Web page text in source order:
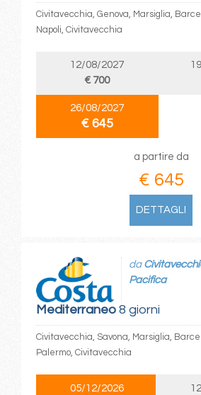
Civitavecchia, Genova, Marsiglia,
Napoli, Civitavecchia
12/08/2027
€ 700
26/08/2027
€ 645
a partire da
€ 645
DETTAGLI
Mediterraneo8 giorni
da
Pacifica
Civitavecchia, Savona, Marsiglia,
Palermo, Civitavecchia
05/12/2026